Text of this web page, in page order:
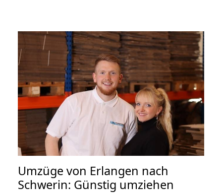
Umzüge von Erlangen nach
Schwerin: Günstig umziehen